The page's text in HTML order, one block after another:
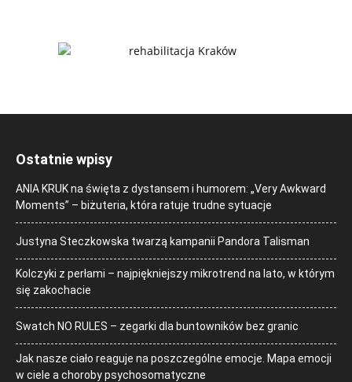
Ostatnie wpisy
ANIA KRUK na święta z dystansem i humorem: „Very Awkward
Moments” – biżuteria, która ratuje trudne sytuacje
Justyna Steczkowska twarzą kampanii Pandora Talisman
Kolczyki z perłami – najpiękniejszy mikrotrend na lato, w którym
się zakochacie
Swatch NO RULES – zegarki dla buntowników bez granic
Jak nasze ciało reaguje na poszczególne emocje. Mapa emocji
w ciele a choroby psychosomatyczne